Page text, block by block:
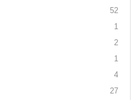
52
1
2
1
4
27